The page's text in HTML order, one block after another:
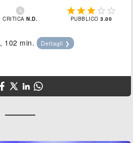

CRITICAN.D.
    
PUBBLICO3.00
, 102 min.
Dettagli ❯